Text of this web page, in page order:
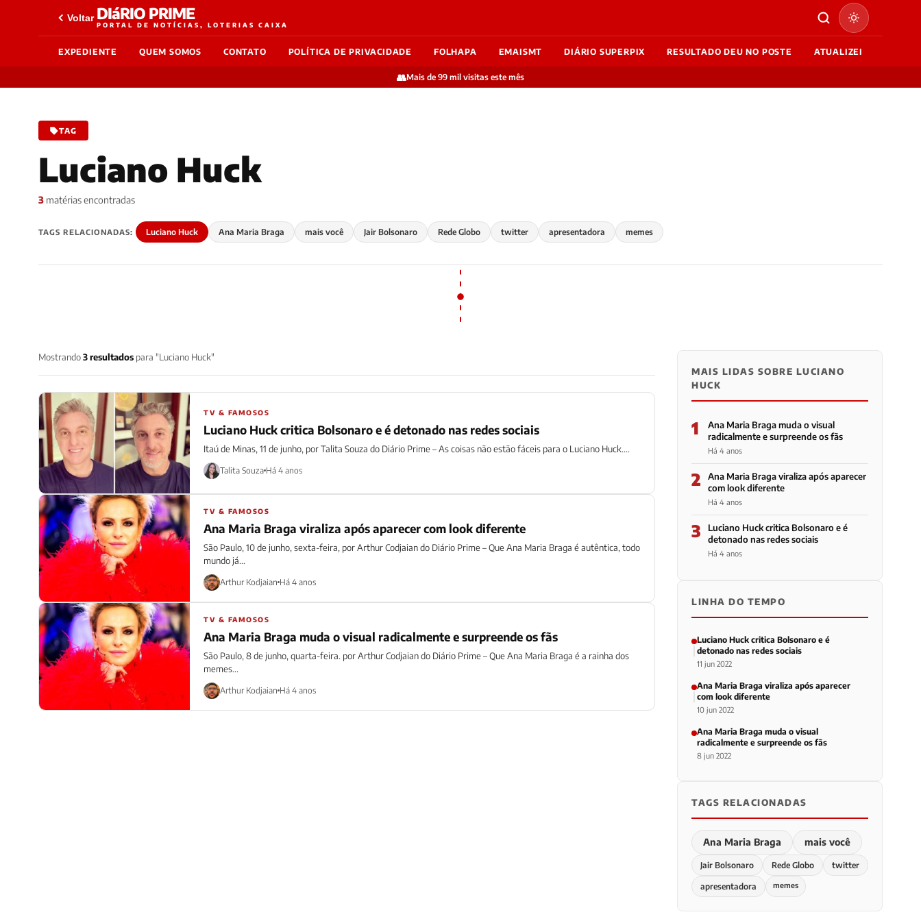
Voltar DIáRIO PRIME
PORTAL DE NOTÍCIAS, LOTERIAS CAIXA
EXPEDIENTE QUEM SOMOS CONTATO POLÍTICA DE PRIVACIDADE FOLHAPA EMAISMT DIÁRIO SUPERPIX RESULTADO DEU NO POSTE ATUALIZEI
👥Mais de 99 mil visitas este mês
TAG
Luciano Huck
3 matérias encontradas
TAGS RELACIONADAS: Luciano Huck Ana Maria Braga mais você Jair Bolsonaro Rede Globo twitter apresentadora memes
Mostrando3 resultados para "Luciano Huck"
TV & FAMOSOS
Luciano Huck critica Bolsonaro e é detonado nas redes sociais
Itaú de Minas, 11 de junho, por Talita Souza do Diário Prime – As coisas não estão fáceis para o Luciano Huck....
Talita Souza Há 4 anos
TV & FAMOSOS
Ana Maria Braga viraliza após aparecer com look diferente
São Paulo, 10 de junho, sexta-feira, por Arthur Codjaian do Diário Prime – Que Ana Maria Braga é autêntica, todo
mundo já...
Arthur Kodjaian Há 4 anos
TV & FAMOSOS
Ana Maria Braga muda o visual radicalmente e surpreende os fãs
São Paulo, 8 de junho, quarta-feira. por Arthur Codjaian do Diário Prime – Que Ana Maria Braga é a rainha dos
memes...
Arthur Kodjaian Há 4 anos
MAIS LIDAS SOBRE LUCIANO
HUCK
1
Ana Maria Braga muda o visual
radicalmente e surpreende os fãs
Há 4 anos
2
Ana Maria Braga viraliza após aparecer
com look diferente
Há 4 anos
3
Luciano Huck critica Bolsonaro e é
detonado nas redes sociais
Há 4 anos
LINHA DO TEMPO
Luciano Huck critica Bolsonaro e é
detonado nas redes sociais
11 jun 2022
Ana Maria Braga viraliza após aparecer
com look diferente
10 jun 2022
Ana Maria Braga muda o visual
radicalmente e surpreende os fãs
8 jun 2022
TAGS RELACIONADAS
Ana Maria Braga mais você
Jair Bolsonaro Rede Globo twitter
apresentadora memes